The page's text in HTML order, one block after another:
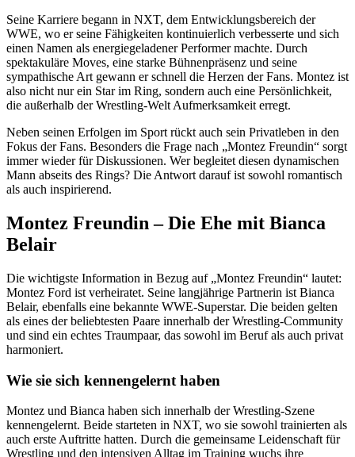
Seine Karriere begann in NXT, dem Entwicklungsbereich der
WWE, wo er seine Fähigkeiten kontinuierlich verbesserte und sich
einen Namen als energiegeladener Performer machte. Durch
spektakuläre Moves, eine starke Bühnenpräsenz und seine
sympathische Art gewann er schnell die Herzen der Fans. Montez ist
also nicht nur ein Star im Ring, sondern auch eine Persönlichkeit,
die außerhalb der Wrestling-Welt Aufmerksamkeit erregt.
Neben seinen Erfolgen im Sport rückt auch sein Privatleben in den
Fokus der Fans. Besonders die Frage nach „Montez Freundin“ sorgt
immer wieder für Diskussionen. Wer begleitet diesen dynamischen
Mann abseits des Rings? Die Antwort darauf ist sowohl romantisch
als auch inspirierend.
Montez Freundin – Die Ehe mit Bianca
Belair
Die wichtigste Information in Bezug auf „Montez Freundin“ lautet:
Montez Ford ist verheiratet. Seine langjährige Partnerin ist Bianca
Belair, ebenfalls eine bekannte WWE-Superstar. Die beiden gelten
als eines der beliebtesten Paare innerhalb der Wrestling-Community
und sind ein echtes Traumpaar, das sowohl im Beruf als auch privat
harmoniert.
Wie sie sich kennengelernt haben
Montez und Bianca haben sich innerhalb der Wrestling-Szene
kennengelernt. Beide starteten in NXT, wo sie sowohl trainierten als
auch erste Auftritte hatten. Durch die gemeinsame Leidenschaft für
Wrestling und den intensiven Alltag im Training wuchs ihre